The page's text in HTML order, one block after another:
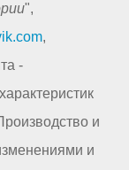
",
,
-
и
и